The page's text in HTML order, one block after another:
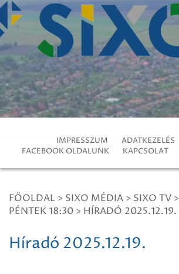
IMPRESSZUM ADATKEZELÉS
FACEBOOK OLDALUNK
KAPCSOLAT
FŐOLDAL > SIXO MÉDIA > SIXO TV >
PÉNTEK 18:30 > HÍRADÓ 2025.12.19.
Híradó 2025.12.19.